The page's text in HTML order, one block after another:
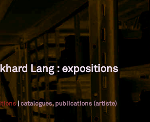
Lang : expositions
|catalogues, publications (artiste)